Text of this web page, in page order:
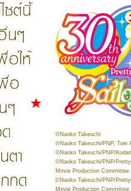
©Naoko Takeuchi
©Naoko Takeuchi/PNP, Toei
©Naoko Takeuchi/PNP/
©Naoko Takeuchi/PNP/
Movie Production Committee
©Naoko Takeuchi/PNP/
Movie Production Committee